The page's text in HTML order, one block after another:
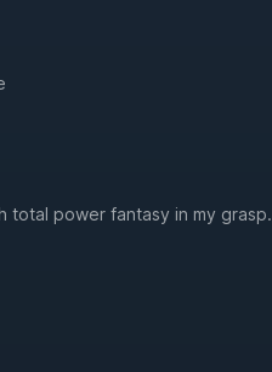
total power fantasy in my grasp.